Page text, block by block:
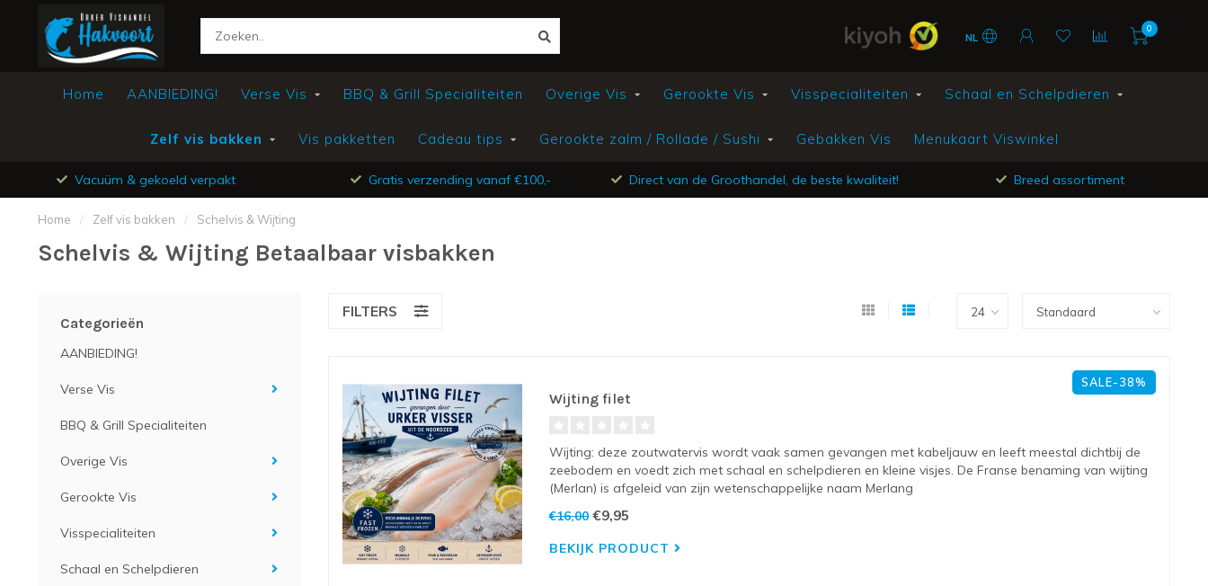
NL
0
Home AANBIEDING! Verse Vis BBQ & Grill Specialiteiten Overige Vis Gerookte Vis Visspecialiteiten Schaal en Schelpdieren
Zelf vis bakken Vis pakketten Cadeau tips Gerookte zalm / Rollade / Sushi Gebakken Vis Menukaart Viswinkel
Vacuüm & gekoeld verpakt Gratis verzending vanaf €100,- Direct van de Groothandel, de beste kwaliteit! Breed assortiment
Home / Zelf vis bakken / Schelvis & Wijting
Schelvis & Wijting Betaalbaar visbakken
Categorieën
AANBIEDING!
Verse Vis
BBQ & Grill Specialiteiten
Overige Vis
Gerookte Vis
Visspecialiteiten
Schaal en Schelpdieren
FILTERS
SALE-38%
Wijting filet
Wijting: deze zoutwatervis wordt vaak samen gevangen met kabeljauw en leeft meestal dichtbij de
zeebodem en voedt zich met schaal en schelpdieren en kleine visjes. De Franse benaming van wijting
(Merlan) is afgeleid van zijn wetenschappelijke naam Merlang
€16,00€9,95
BEKIJK PRODUCT